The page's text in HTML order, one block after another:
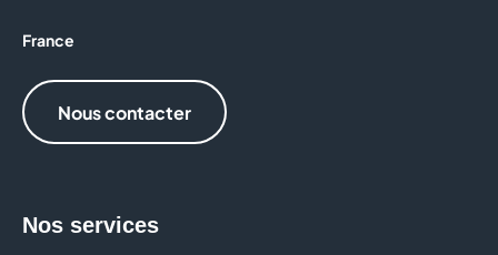
France
Nous contacter
Nos services